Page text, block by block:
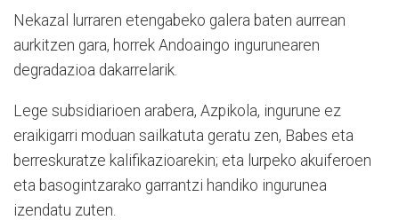
Nekazal lurraren etengabeko galera baten aurrean
aurkitzen gara, horrek Andoaingo ingurunearen
degradazioa dakarrelarik.
Lege subsidiarioen arabera, Azpikola, ingurune ez
eraikigarri moduan sailkatuta geratu zen, Babes eta
berreskuratze kalifikazioarekin; eta lurpeko akuiferoen
eta basogintzarako garrantzi handiko ingurunea
izendatu zuten.